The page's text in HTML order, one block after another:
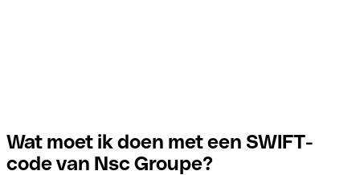
Wat moet ik doen met een SWIFT-
code van Nsc Groupe?